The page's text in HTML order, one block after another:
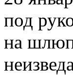
под
на